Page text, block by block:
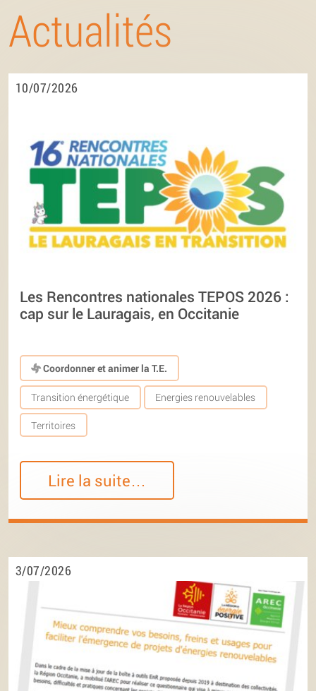
Actualités
10/07/2026
Les Rencontres nationales TEPOS 2026 :
cap sur le Lauragais, en Occitanie
Coordonner et animer la T.E.
Transition énergétique Energies renouvelables
Territoires
Lire la suite…
3/07/2026